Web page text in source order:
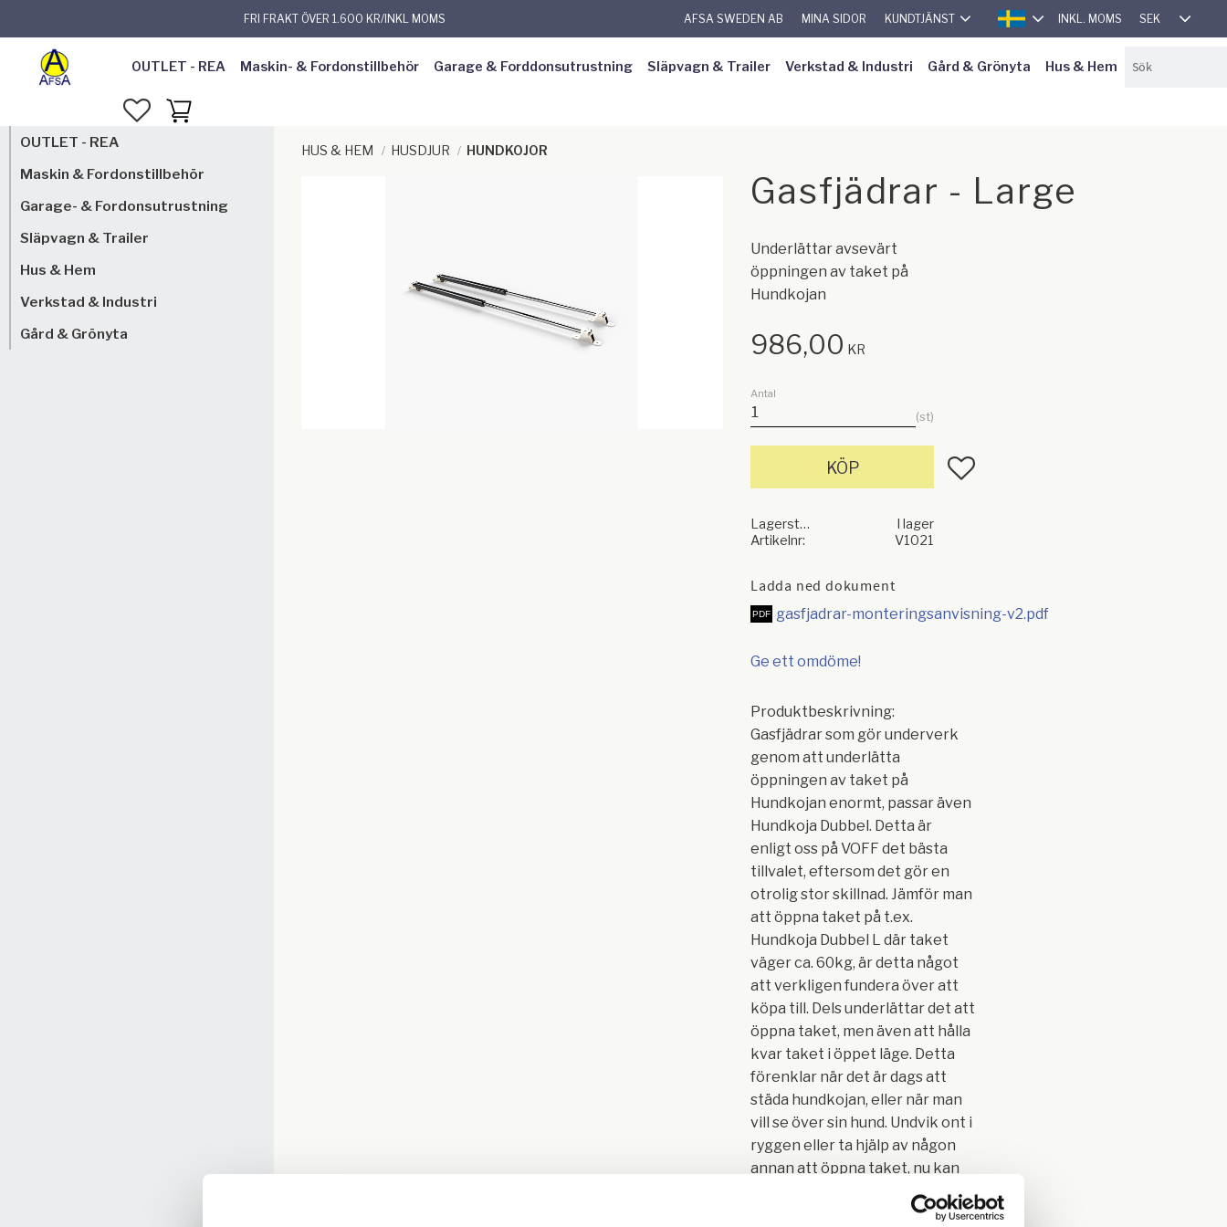
FRI FRAKT ÖVER 1.600 KR/INKL MOMS AFSA SWEDEN AB MINA SIDOR KUNDTJÄNST
SVENSKA
INKL. MOMS SEK
OUTLET - REA Maskin- & Fordonstillbehör Garage & Forddonsutrustning Släpvagn & Trailer Verkstad & Industri Gård & Grönyta Hus & Hem
FAVORITER
KUNDVAGN
HUS & HEM HUSDJUR HUNDKOJOR
Gasfjädrar - Large
Underlättar avsevärt
öppningen av taket på
Hundkojan
986,00 KR
Antal
st
KÖP Lägg till i favoriter
Lagerstatus
I lager
Artikelnr
V1021
Ladda ned dokument
gasfjadrar-monteringsanvisning-v2.pdf
Ge ett omdöme!
Produktbeskrivning:
Gasfjädrar som gör underverk
genom att underlätta
öppningen av taket på
Hundkojan enormt, passar även
Hundkoja Dubbel. Detta är
enligt oss på VOFF det bästa
tillvalet, eftersom det gör en
otrolig stor skillnad. Jämför man
att öppna taket på t.ex.
Hundkoja Dubbel L där taket
väger ca. 60kg, är detta något
att verkligen fundera över att
köpa till. Dels underlättar det att
öppna taket, men även att hålla
kvar taket i öppet läge. Detta
förenklar när det är dags att
städa hundkojan, eller när man
vill se över sin hund. Undvik ont i
ryggen eller ta hjälp av någon
annan att öppna taket, nu kan
du göra det själv utan problem.
OUTLET - REA
Maskin & Fordonstillbehör
Garage- & Fordonsutrustning
Släpvagn & Trailer
Hus & Hem
Verkstad & Industri
Gård & Grönyta